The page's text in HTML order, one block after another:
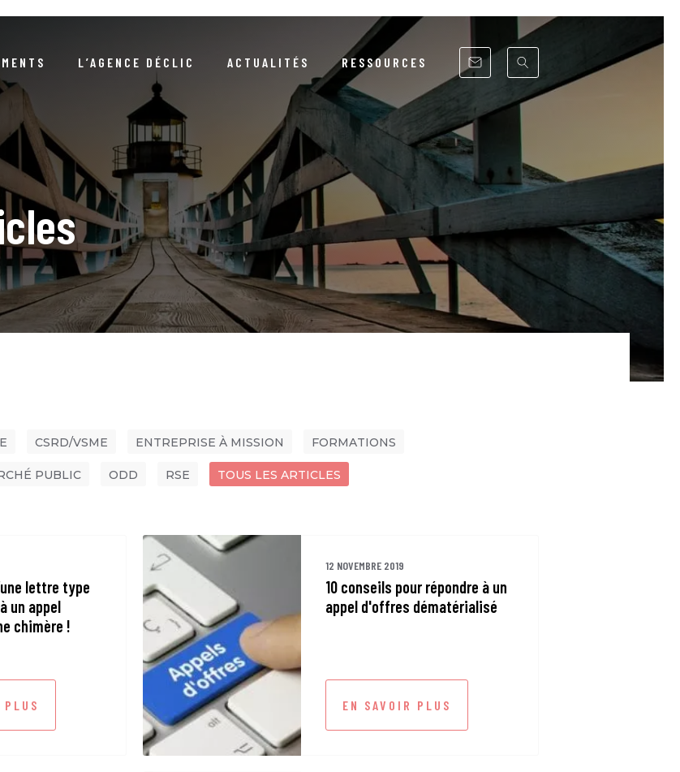
L’AGENCE DÉCLIC
D’ÊTRE
RSE
CLIENTS
ÉQUIPE
REJOINDRE
ACTUALITÉS
ARTICLES
EVÉNEMENTS
LIVRE D’OR
RESSOURCES
NEWSLETTERS / DOSSIERS RSE
COMPRENDRE LA DURABILITÉ
COMPRENDRE LA COMMANDE PUBLIQUE
GUIDES / LIVRES BLANCS
PODCAST
CSRD/VSME ENTREPRISE À MISSION FORMATIONS
PUBLIC ODD RSE TOUS LES ARTICLES
lettre type
un appel
chimère !
PLUS
12 NOVEMBRE 2019
10 conseils pour répondre à un
appel d'offres dématérialisé
EN SAVOIR PLUS